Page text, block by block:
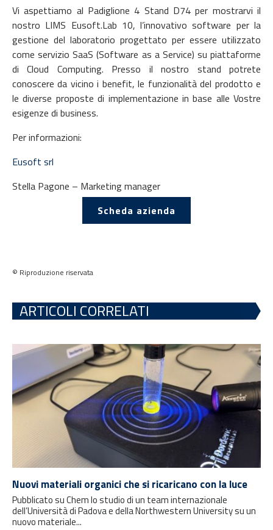
Vi aspettiamo al Padiglione 4 Stand D74 per mostrarvi il
nostro LIMS Eusoft.Lab 10, l’innovativo software per la
gestione del laboratorio progettato per essere utilizzato
come servizio SaaS (Software as a Service) su piattaforme
di Cloud Computing. Presso il nostro stand potrete
conoscere da vicino i benefit, le funzionalità del prodotto e
le diverse proposte di implementazione in base alle Vostre
esigenze di business.
Per informazioni:
Eusoft srl
Stella Pagone – Marketing manager
Scheda azienda
© Riproduzione riservata
ARTICOLI CORRELATI
Nuovi materiali organici che si ricaricano con la luce
Pubblicato su Chem lo studio di un team internazionale
dell’Università di Padova e della Northwestern University su un
nuovo materiale...